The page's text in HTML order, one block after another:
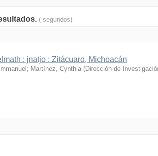
( segundos)
: jnatjo : Zitácuaro, Michoacán
; Martínez, Cynthia (Dirección de